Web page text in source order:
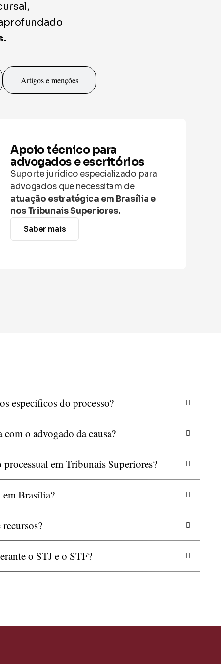
Artigos e menções
Apoio técnico para
advogados e escritórios
Suporte jurídico especializado para
advogados que necessitam de
atuação estratégica em Brasília e
nos Tribunais Superiores.
Saber mais
específicos do processo?
o advogado da causa?
em Tribunais Superiores?
em Brasília?
o STJ e o STF?